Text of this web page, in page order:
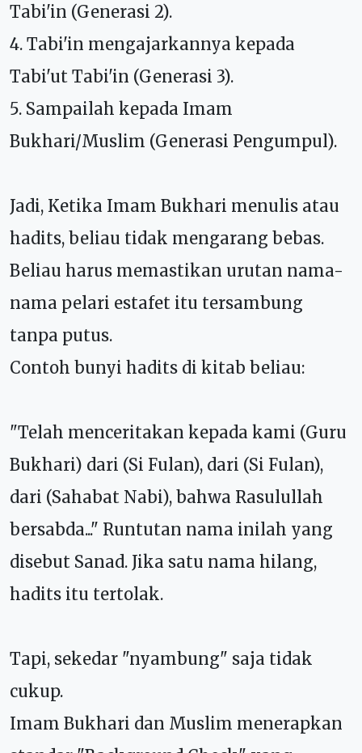
Tabi'in (Generasi 2).
4. Tabi'in mengajarkannya kepada
Tabi'ut Tabi'in (Generasi 3).
5. Sampailah kepada Imam
Bukhari/Muslim (Generasi Pengumpul).
Jadi, Ketika Imam Bukhari menulis atau
hadits, beliau tidak mengarang bebas.
Beliau harus memastikan urutan nama-
nama pelari estafet itu tersambung
tanpa putus.
Contoh bunyi hadits di kitab beliau:
"Telah menceritakan kepada kami (Guru
Bukhari) dari (Si Fulan), dari (Si Fulan),
dari (Sahabat Nabi), bahwa Rasulullah
bersabda..." Runtutan nama inilah yang
disebut Sanad. Jika satu nama hilang,
hadits itu tertolak.
Tapi, sekedar "nyambung" saja tidak
cukup.
Imam Bukhari dan Muslim menerapkan